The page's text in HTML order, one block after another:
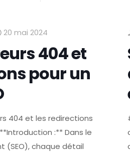
20 mai 2024
404 et
pour un
404 et les redirections
:** Dans le
(SEO), chaque détail